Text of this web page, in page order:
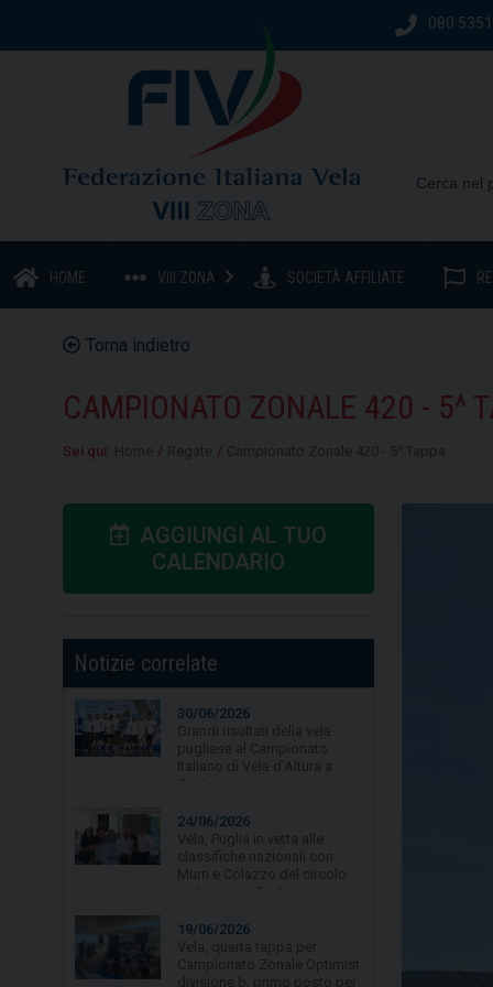
080
HOME VIII ZONA SOCIETÀ AFFILIATE
Torna indietro
CAMPIONATO ZONALE 420 - 5^
Sei qui: / /
AGGIUNGI AL TUO
CALENDARIO
Notizie correlate
30/06/2026
24/06/2026
19/06/2026